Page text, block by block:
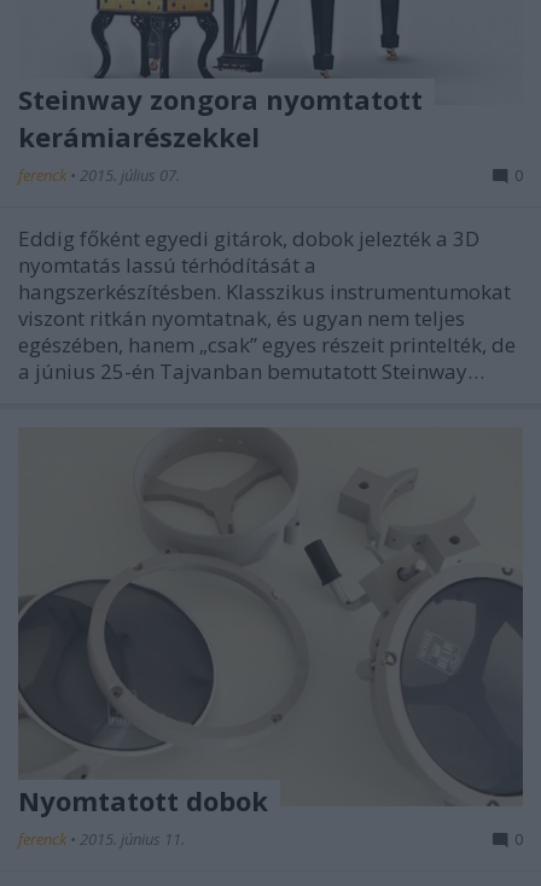
Steinway zongora nyomtatott
kerámiarészekkel
ferenck • 2015. július 07. 0
Eddig főként egyedi gitárok, dobok jelezték a 3D
nyomtatás lassú térhódítását a
hangszerkészítésben. Klasszikus instrumentumokat
viszont ritkán nyomtatnak, és ugyan nem teljes
egészében, hanem „csak” egyes részeit printelték, de
a június 25-én Tajvanban bemutatott Steinway…
Nyomtatott dobok
ferenck • 2015. június 11. 0